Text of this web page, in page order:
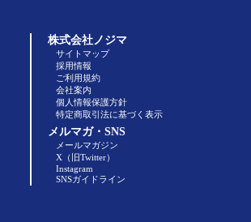
株式会社ノジマ
サイトマップ
採用情報
ご利用規約
会社案内
個人情報保護方針
特定商取引法に基づく表示
メルマガ・SNS
メールマガジン
X（旧Twitter）
Instagram
SNSガイドライン